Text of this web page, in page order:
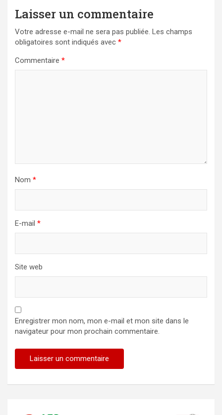
Laisser un commentaire
Votre adresse e-mail ne sera pas publiée. Les champs
obligatoires sont indiqués avec *
Commentaire *
Nom *
E-mail *
Site web
Enregistrer mon nom, mon e-mail et mon site dans le
navigateur pour mon prochain commentaire.